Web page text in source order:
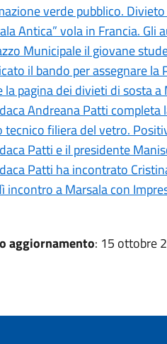
verde pubblico.
Antica” vola in Francia. Gli
Municipale il giovane
il bando per assegnare la
la pagina dei divieti di sosta
Andreana Patti completa
tecnico filiera del vetro.
Patti e il presidente
Patti ha incontrato
incontro a Marsala con
aggiornamento: 15 ottobre